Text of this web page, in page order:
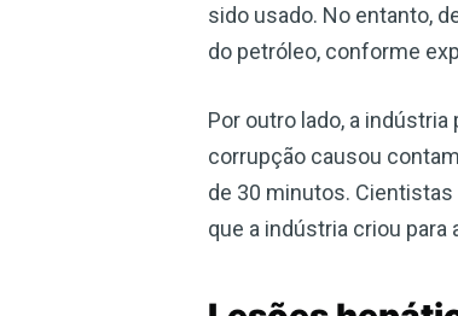
sido usado. No entanto,
do petróleo, conforme
Por outro lado, a
corrupção causou
de 30 minutos.
que a indústria criou para